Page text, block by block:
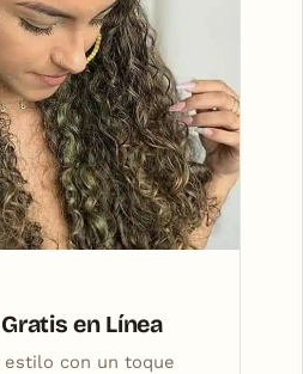
en Línea
estilo con un toque